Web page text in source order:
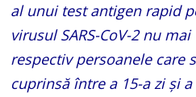
al unui test antigen rapid
virusul SARS-CoV-2 nu
respectiv persoanele care
cuprinsă între a 15-a zi și